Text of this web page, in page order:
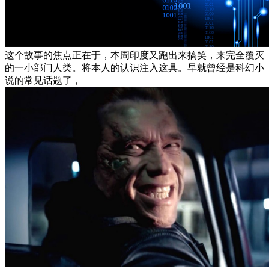
这个故事的焦点正在于，本周印度又跑出来搞笑，来完全覆灭
的一小部门人类。将本人的认识注入这具。早就曾经是科幻小
说的常见话题了，